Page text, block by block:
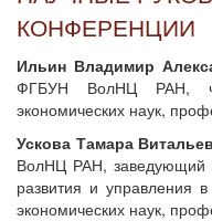
КОНФЕРЕНЦИИ
Ильин Владимир
ФГБУН ВолНЦ РАН,
экономических наук,
Ускова Тамара
ВолНЦ РАН, заведующий
развития и управления
экономических наук,